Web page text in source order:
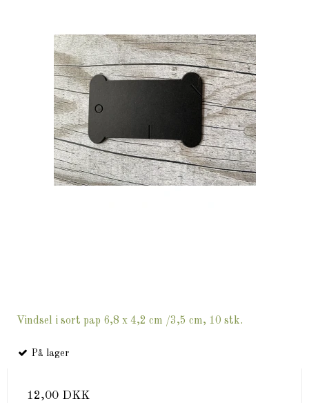
Vindsel i sort pap 6,8 x 4,2 cm /3,5 cm, 10 stk.
På lager
12,00 DKK